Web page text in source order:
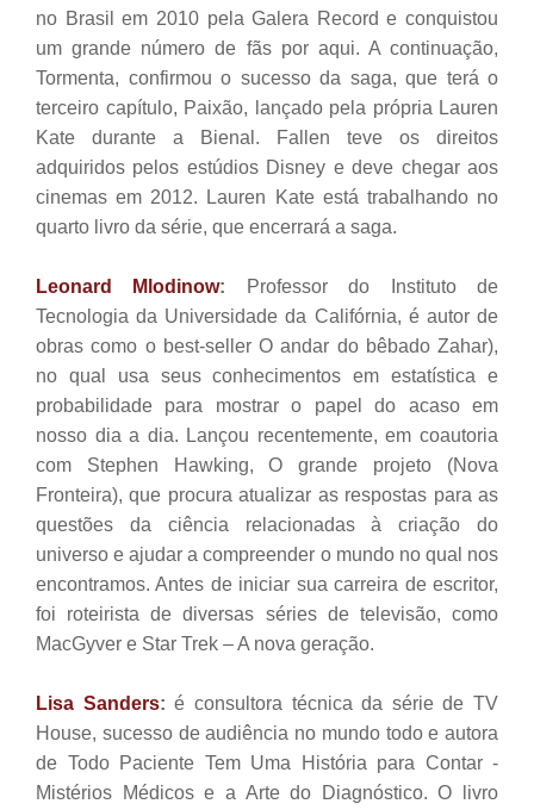
no Brasil em 2010 pela Galera Record e conquistou
um grande número de fãs por aqui. A continuação,
Tormenta, confirmou o sucesso da saga, que terá o
terceiro capítulo, Paixão, lançado pela própria Lauren
Kate durante a Bienal. Fallen teve os direitos
adquiridos pelos estúdios Disney e deve chegar aos
cinemas em 2012. Lauren Kate está trabalhando no
quarto livro da série, que encerrará a saga.
Leonard Mlodinow:
Professor do Instituto de
Tecnologia da Universidade da Califórnia, é autor de
obras como o best-seller O andar do bêbado Zahar),
no qual usa seus conhecimentos em estatística e
probabilidade para mostrar o papel do acaso em
nosso dia a dia. Lançou recentemente, em coautoria
com Stephen Hawking, O grande projeto (Nova
Fronteira), que procura atualizar as respostas para as
questões da ciência relacionadas à criação do
universo e ajudar a compreender o mundo no qual nos
encontramos. Antes de iniciar sua carreira de escritor,
foi roteirista de diversas séries de televisão, como
MacGyver e Star Trek – A nova geração.
Lisa Sanders: é consultora técnica da série de TV
House, sucesso de audiência no mundo todo e autora
de Todo Paciente Tem Uma História para Contar -
Mistérios Médicos e a Arte do Diagnóstico. O livro